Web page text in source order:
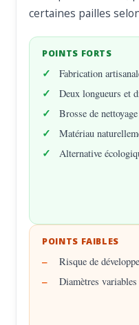
certaines pailles
POINTS FORTS
Fabrication
Deux longueurs et
Brosse de
Matériau
Alternative
POINTS FAIBLES
Risque de
Diamètres